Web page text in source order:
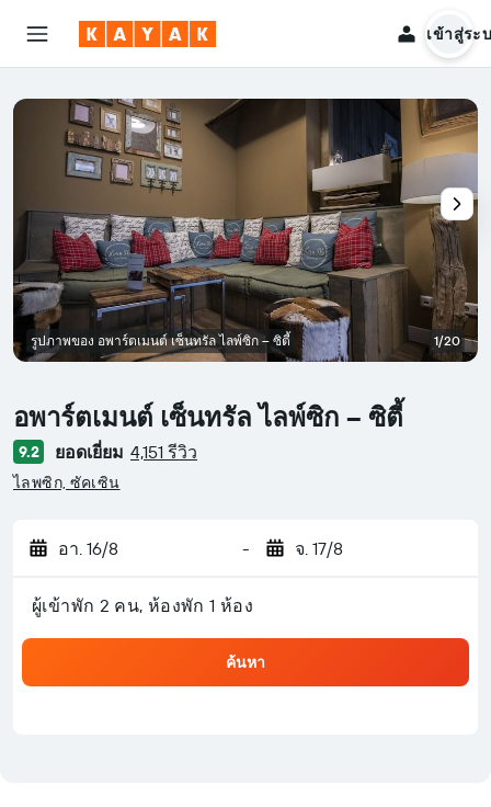
เข้าสู่ระ
อพาร์ตเมนต์ เซ็นทรัล ไลพ์ซิก – ซิตี้
ให้ 0 ดาว
9.2 ยอดเยี่ยม 4,151 รีวิว
ไลพซิก, ซัคเซิน
อา. 16/8 - จ. 17/8
ผู้เข้าพัก 2 คน, ห้องพัก 1 ห้อง
ค้นหา
รูปภาพของ อพาร์ตเมนต์ เซ็นทรัล ไลพ์ซิก – ซิตี้ 1/20